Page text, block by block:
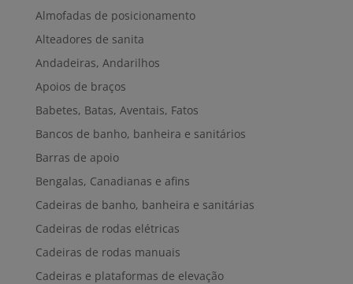
Almofadas de posicionamento
Alteadores de sanita
Andadeiras, Andarilhos
Apoios de braços
Babetes, Batas, Aventais, Fatos
Bancos de banho, banheira e sanitários
Barras de apoio
Bengalas, Canadianas e afins
Cadeiras de banho, banheira e sanitárias
Cadeiras de rodas elétricas
Cadeiras de rodas manuais
Cadeiras e plataformas de elevação